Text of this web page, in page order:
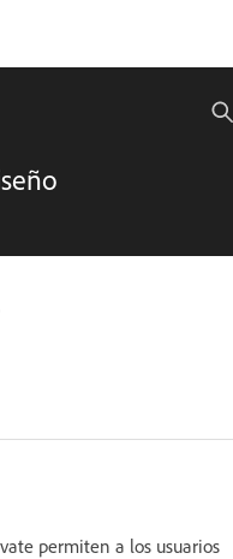
permiten a los usuarios